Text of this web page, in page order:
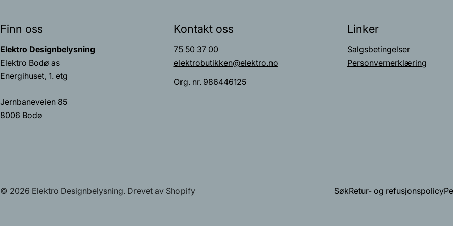
Finn oss
Elektro Designbelysning
Elektro Bodø as
Energihuset, 1. etg
Jernbaneveien 85
8006 Bodø
Kontakt oss
75 50 37 00
elektrobutikken@elektro.no
Org. nr. 986446125
Linker
Salgsbetingelser
Personvernerklæring
© 2026 Elektro Designbelysning. Drevet av Shopify SøkRetur- og refusjonspolicy